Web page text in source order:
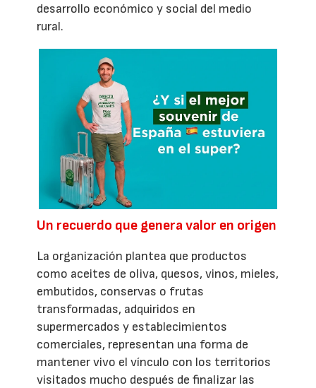
desarrollo económico y social del medio
rural.
Un recuerdo que genera valor en origen
La organización plantea que productos
como aceites de oliva, quesos, vinos, mieles,
embutidos, conservas o frutas
transformadas, adquiridos en
supermercados y establecimientos
comerciales, representan una forma de
mantener vivo el vínculo con los territorios
visitados mucho después de finalizar las